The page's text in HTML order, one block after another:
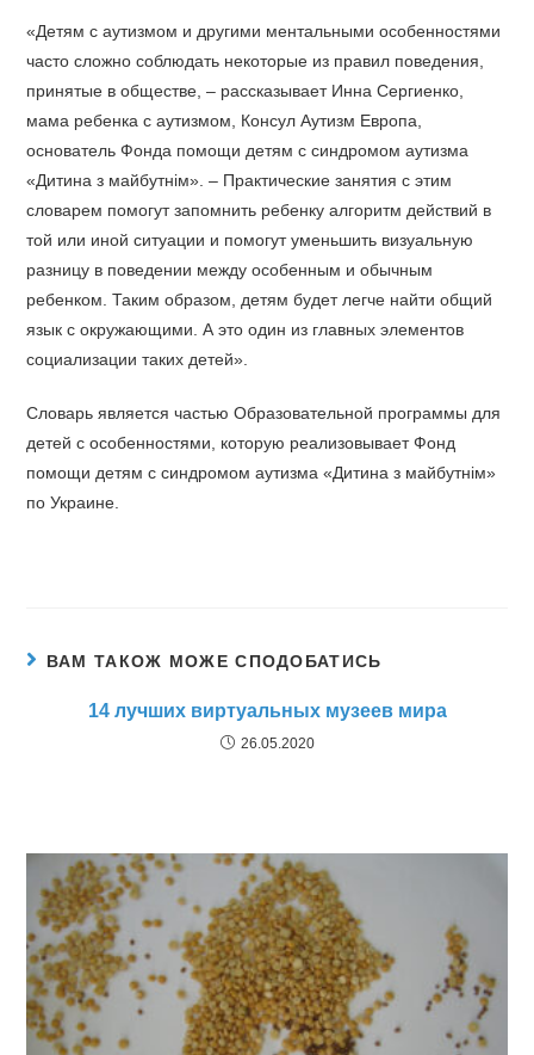
«Детям с аутизмом и другими ментальными особенностями
часто сложно соблюдать некоторые из правил поведения,
принятые в обществе, – рассказывает Инна Сергиенко,
мама ребенка с аутизмом, Консул Аутизм Европа,
основатель Фонда помощи детям с синдромом аутизма
«Дитина з майбутнім». – Практические занятия с этим
словарем помогут запомнить ребенку алгоритм действий в
той или иной ситуации и помогут уменьшить визуальную
разницу в поведении между особенным и обычным
ребенком. Таким образом, детям будет легче найти общий
язык с окружающими. А это один из главных элементов
социализации таких детей».
Словарь является частью Образовательной программы для
детей с особенностями, которую реализовывает Фонд
помощи детям с синдромом аутизма «Дитина з майбутнім»
по Украине.
ВАМ ТАКОЖ МОЖЕ СПОДОБАТИСЬ
14 лучших виртуальных музеев мира
26.05.2020